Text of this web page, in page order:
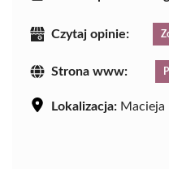
Czytaj opinie:
Strona www:
Lokalizacja: Macieja